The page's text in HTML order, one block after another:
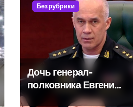
Без рубрики
Дочь генерал-
полковника Евгения
Бурдинского